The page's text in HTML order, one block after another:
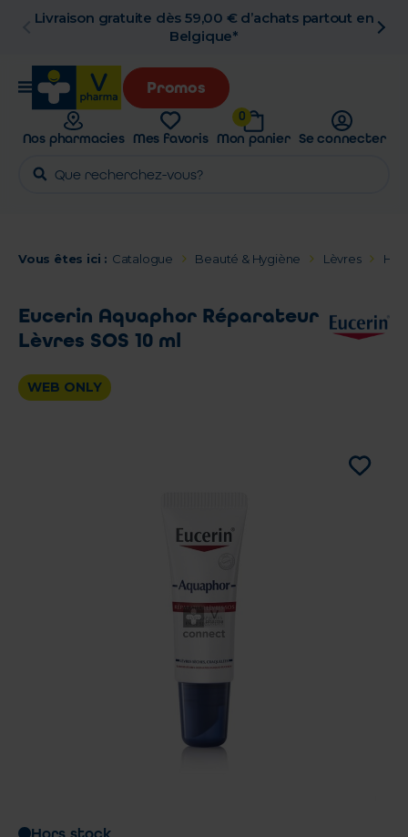
Livraison gratuite dès 59,00 € d’achats partout en
Belgique*
Promos
Nos pharmacies Mes favoris
0
Mon panier Se connecter
Vous êtes ici : Catalogue Beauté & Hygiène Lèvres
Eucerin Aquaphor Réparateur
Lèvres SOS 10 ml
WEB ONLY
Hors stock